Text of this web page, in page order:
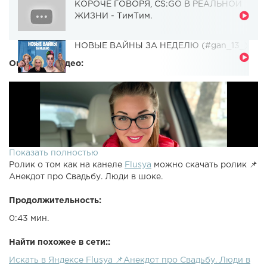
КОРОЧЕ ГОВОРЯ, CS:GO В РЕАЛЬНОЙ
ЖИЗНИ - ТимТим.
НОВЫЕ ВАЙНЫ ЗА НЕДЕЛЮ (#gan_13_)
Описание видео:
Показать полностью
Ролик о том как на канеле Flusya можно скачать ролик 📌
Анекдот про Свадьбу. Люди в шоке.
Продолжительность:
0:43 мин.
Найти похожее в сети::
Искать в Яндексе Flusya 📌Анекдот про Свадьбу. Люди в